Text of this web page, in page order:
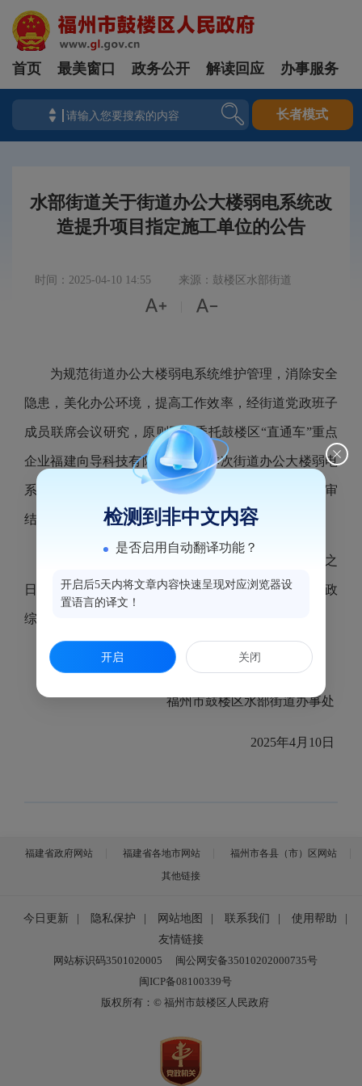
首页 最美窗口 政务公开 解读回应 办事服务
长者模式
水部街道关于街道办公大楼弱电系统改
造提升项目指定施工单位的公告
时间：2025-04-10 14:55 来源：鼓楼区水部街道
 
为规范街道办公大楼弱电系统维护管理，消除安全
隐患，美化办公环境，提高工作效率，经街道党政班子
成员联席会议研究，原则同意委托鼓楼区“直通车”重点
企业福建向导科技有限公司负责本次街道办公大楼弱电
系统改造提升项目，总预算不超过25万元，最终以评审
结果据实结算。
现将该事项予以公示，公告期限为自本公告发布之
日起1个工作日。如有意见与建议请联系水部街道党政
综合办，电话：0591-83210639。
福州市鼓楼区水部街道办事处
2025年4月10日
福建省政府网站 福建省各地市网站
福州市各县（市）区网站
其他链接
今日更新 隐私保护 网站地图 联系我们 使用帮助
友情链接
网站标识码3501020005
闽公网安备35010202000735号
闽ICP备08100339号
版权所有：© 福州市鼓楼区人民政府
检测到非中文内容
是否启用自动翻译功能？
开启后5天内将文章内容快速呈现对应浏览器设
置语言的译文！
开启 关闭